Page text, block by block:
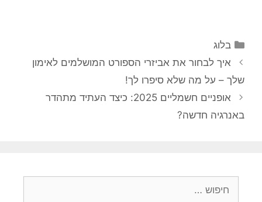
קטגוריות
בלוג
איך לבחור את אביזרי הספורט המושלמים לאימון
שלך – על מה שלא סיפרו לך!
אופניים חשמליים 2025: כיצד העתיד מתהדר
באנרגיה חדשה?